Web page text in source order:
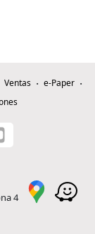
Ventas
e-Paper
4